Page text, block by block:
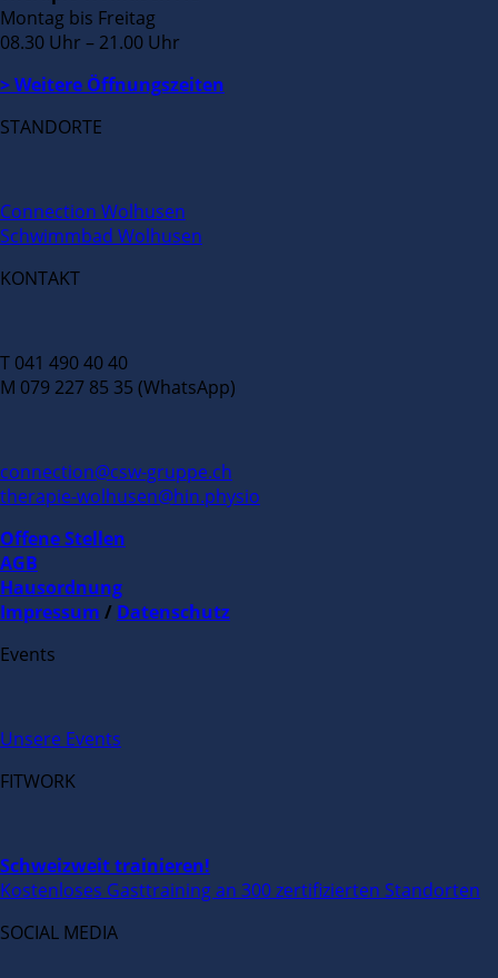
Montag bis Freitag
08.30 Uhr – 21.00 Uhr
> Weitere Öffnungszeiten
STANDORTE
Connection Wolhusen
Schwimmbad Wolhusen
KONTAKT
T 041 490 40 40
M 079 227 85 35 (WhatsApp)
connection@csw-gruppe.ch
therapie-wolhusen@hin.physio
Offene Stellen
AGB
Hausordnung
Impressum / Datenschutz
Events
Unsere Events
FITWORK
Schweizweit trainieren!
Kostenloses Gasttraining an 300 zertifizierten Standorten
SOCIAL MEDIA